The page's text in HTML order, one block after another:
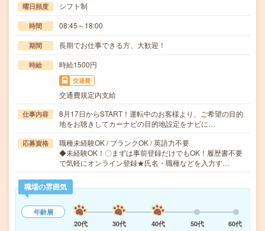
曜日頻度 シフト制
時間 08:45～18:00
期間 長期でお仕事できる方、大歓迎！
時給 時給1500円
交通費
交通費規定内支給
仕事内容
8月17日からSTART！運転中のお客様より、ご希望の目的
地をお聴きしてカーナビの目的地設定をナビに…
応募資格
職種未経験OK / ブランクOK / 英語力不要
◆未経験OK！〇まずは事前登録だけでもOK！履歴書不要
で気軽にオンライン登録★氏名・職種などを入力す…
職場の雰囲気
年齢層
20代
30代 40代 50代 60代